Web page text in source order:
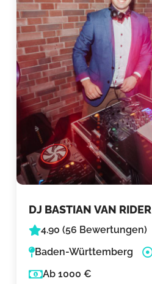
DJ BASTIAN VAN RIDER
4.90 (56 Bewertungen)
Baden-Württemberg
Ab 1000 €